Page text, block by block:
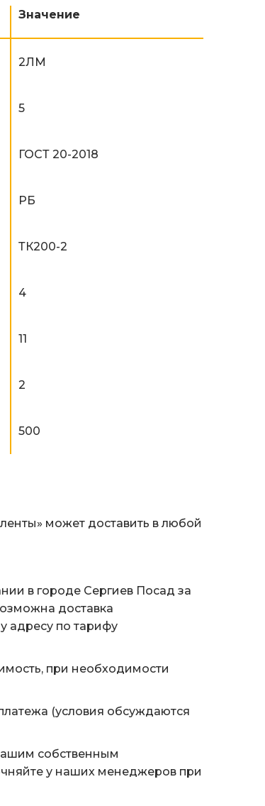
Значение
2ЛМ
5
ГОСТ 20-2018
РБ
ТК200-2
4
11
2
500
может доставить в любой
в городе Сергиев Посад за
доставка
адресу по тарифу
при необходимости
(условия обсуждаются
собственным
у наших менеджеров при